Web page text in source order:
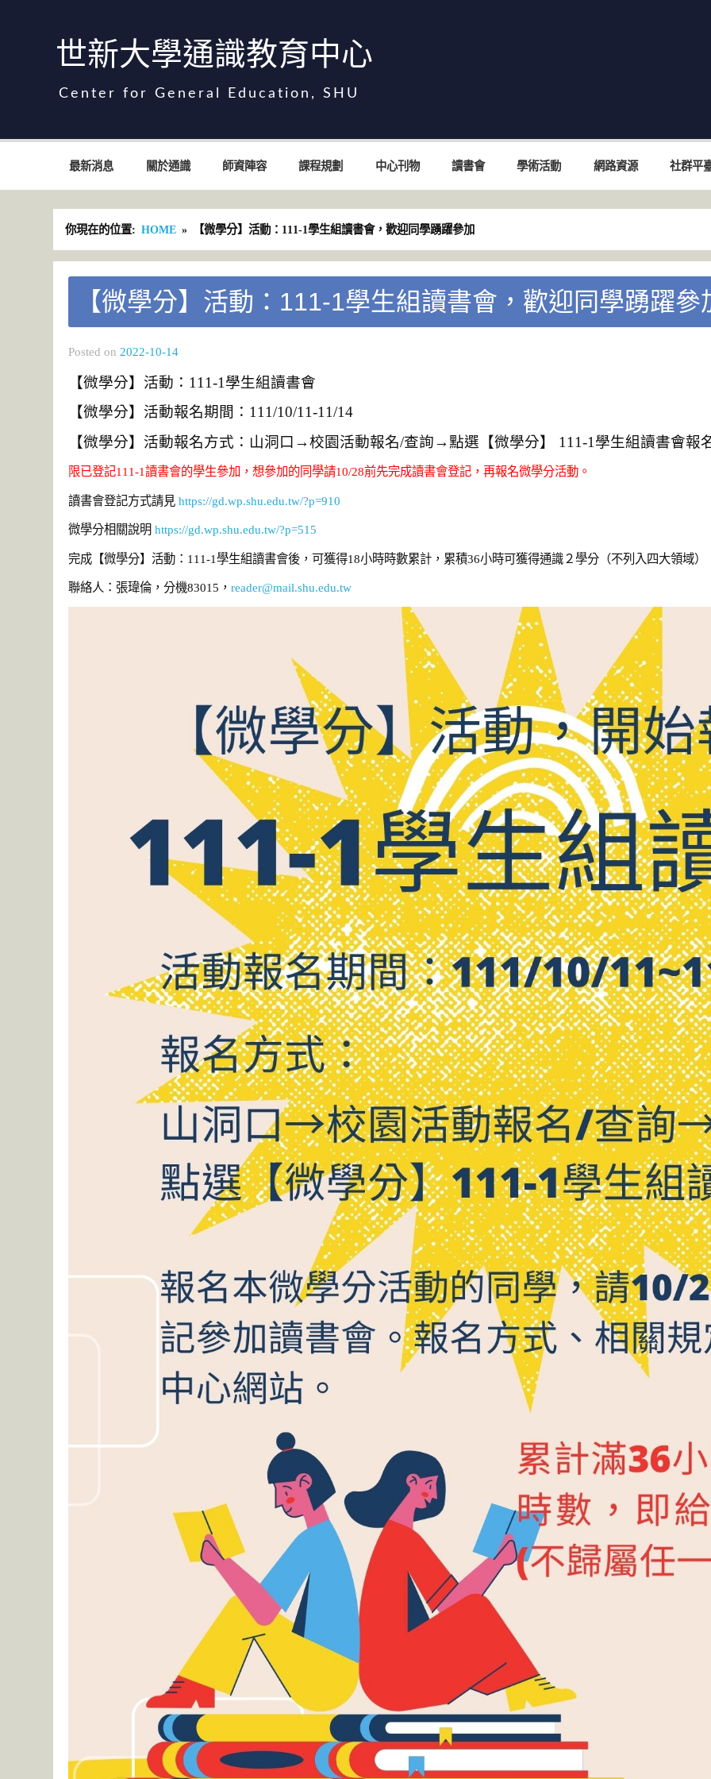
世新大學通識教育中心
最新消息 關於通識 師資陣容 課程規劃 中心刊物 讀書會 學術活動 網路資源 社群平
你現在的位置: HOME 【微學分】活動：111-1學生組讀書會，歡迎同學踴躍參加
【微學分】活動：111-1學生組讀書會，歡迎同學踴躍參
Posted on 2022-10-14
【微學分】活動：111-1學生組讀書會
【微學分】活動報名期間：111/10/11-11/14
【微學分】活動報名方式：山洞口→校園活動報名/查詢→點選【微學分】 111-1學生組讀書會報
限已登記111-1讀書會的學生參加，想參加的同學請10/28前先完成讀書會登記，再報名微學分活動。
讀書會登記方式請見https://gd.wp.shu.edu.tw/?p=910
微學分相關說明https://gd.wp.shu.edu.tw/?p=515
完成【微學分】活動：111-1學生組讀書會後，可獲得18小時時數累計，累積36小時可獲得通識２學分（不列入四大領域）
聯絡人：張瑋倫，分機83015，reader@mail.shu.edu.tw